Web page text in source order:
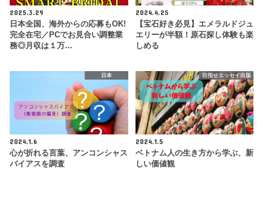
2025.3.29
日本全国、海外からの応募もOK!
完全在宅／PCでお見合い調整業
務◎月収は１万…
2024.4.25
【宝石好き必見】エメラルドジュ
エリーが半額！原石探し体験も楽
しめる
日本
2024.1.6
心が折れる言葉、アンコンシャス
バイアスを調査
目指せエッセイ出版
2024.1.5
ベトナム人の生き方から学ぶ、新
しい価値観